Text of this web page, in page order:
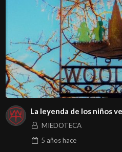
La leyenda de los niños
MIEDOTECA
5 añoshace